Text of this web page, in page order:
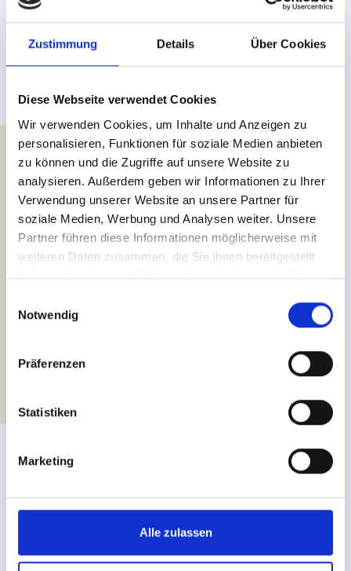
Zustimmung Details Über Cookies
Diese Webseite verwendet Cookies
Wir verwenden Cookies, um Inhalte und Anzeigen zu
personalisieren, Funktionen für soziale Medien anbieten
zu können und die Zugriffe auf unsere Website zu
analysieren. Außerdem geben wir Informationen zu Ihrer
Verwendung unserer Website an unsere Partner für
soziale Medien, Werbung und Analysen weiter. Unsere
Partner führen diese Informationen möglicherweise mit
weiteren Daten zusammen, die Sie ihnen bereitgestellt
haben oder die sie im Rahmen Ihrer Nutzung der Dienste
Notwendig
Präferenzen
Statistiken
Marketing
Alle zulassen
Heel handigis ook dat onze parkeergarage ondergronds met
het hotel is verbonden. Dat maakt comfortabel in- en uitladen bij
elk weertype mogelijk.
Hotel Löwe als in Hotel Bär zijn EV-laadpunten beschikbaar. Er
wordt afgerekend op basis van het verbruik voor de prijs van
0,69 per kWh
InHotel Löweontvangt je de EV-laadchip bij de receptie.
De kosten worden op de kamerrekening gezet.
In Hotel Bär
bevindt het EV-laadpunt zich in de
parkeergarage. Je betaalt met je eigen RFID-kaart of met
je credit card.